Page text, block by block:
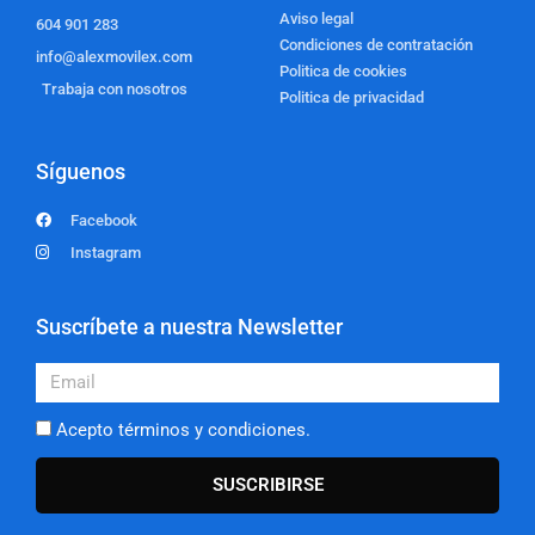
604 901 283
info@alexmovilex.com
Trabaja con nosotros
Aviso legal
Condiciones de contratación
Politica de cookies
Politica de privacidad
Síguenos
Facebook
Instagram
Suscríbete a nuestra Newsletter
Email
Acepto términos y condiciones.
SUSCRIBIRSE